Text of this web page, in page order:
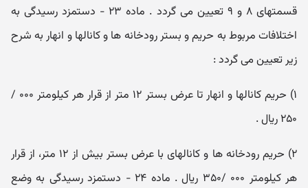
قسمتهای ۸ و ۹ تعیین می گردد . ماده ۲۳ - دستمزد رسیدگی به
اختلافات مربوط به حریم و بستر رودخانه ها و کانالها و انهار به شرح
زیر تعیین می گردد :
۱) حریم کانالها و انهار تا عرض بستر ۱۲ متر از قرار هر کیلومتر ۰۰۰ /
۲۵۰ ریال .
۲) حریم رودخانه ها و کانالهای با عرض بستر بیش از ۱۲ متر، از قرار
هر کیلومتر ۰۰۰ /۳۵۰ ریال . ماده ۲۴ - دستمزد رسیدگی به وضع